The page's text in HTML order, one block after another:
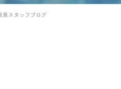
長スタッフブログ